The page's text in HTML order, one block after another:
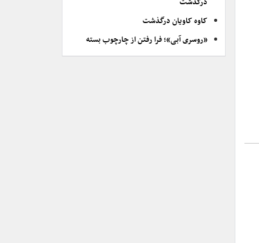
کاوه کاویان درگذشت
«روسری آبی»؛ فرا رفتن از چارچوب بسته